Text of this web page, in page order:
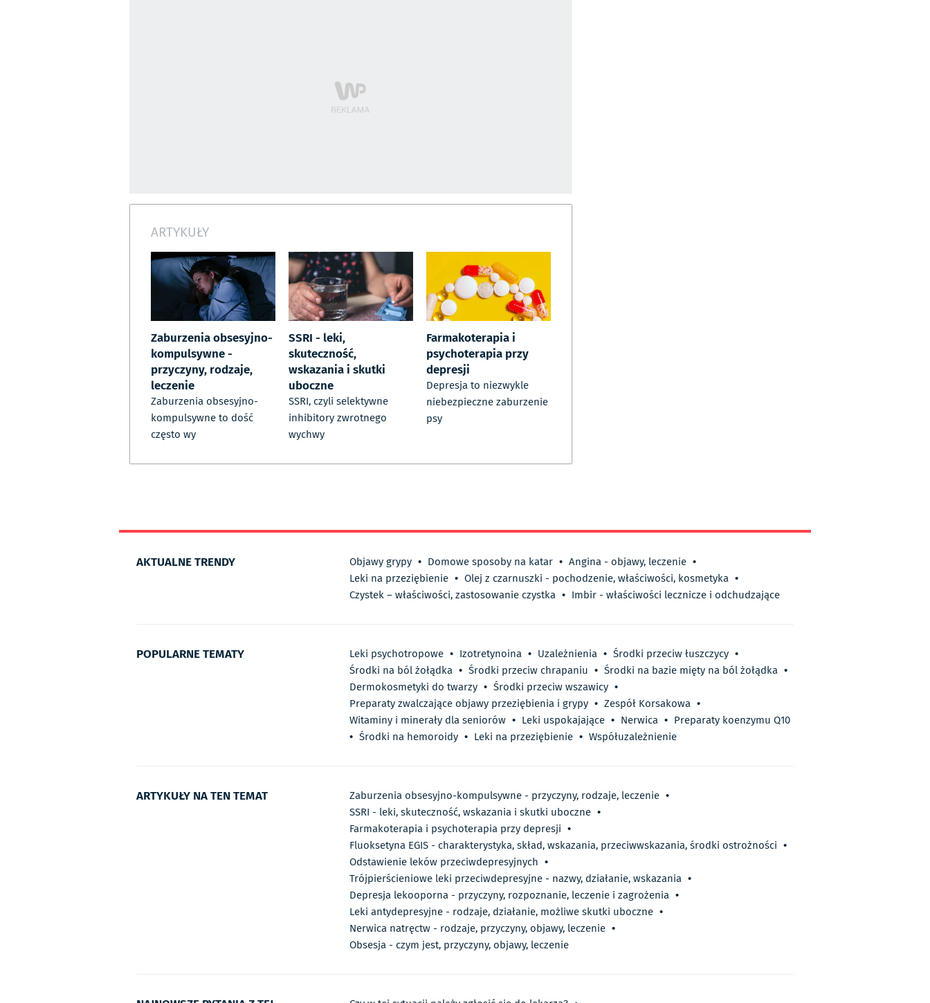
ARTYKUŁY
Zaburzenia obsesyjno-
kompulsywne -
przyczyny, rodzaje,
leczenie
Zaburzenia obsesyjno-
kompulsywne to dość
często wy
SSRI - leki,
skuteczność,
wskazania i skutki
uboczne
SSRI, czyli selektywne
inhibitory zwrotnego
wychwy
Farmakoterapia i
psychoterapia przy
depresji
Depresja to niezwykle
niebezpieczne zaburzenie
psy
AKTUALNE TRENDY Objawy grypy • Domowe sposoby na katar • Angina - objawy, leczenie •
Leki na przeziębienie • Olej z czarnuszki - pochodzenie, właściwości, kosmetyka •
Czystek – właściwości, zastosowanie czystka • Imbir - właściwości lecznicze i odchudzające
POPULARNE TEMATY Leki psychotropowe • Izotretynoina • Uzależnienia • Środki przeciw łuszczycy •
Środki na ból żołądka • Środki przeciw chrapaniu • Środki na bazie mięty na ból żołądka •
Dermokosmetyki do twarzy • Środki przeciw wszawicy •
Preparaty zwalczające objawy przeziębienia i grypy • Zespół Korsakowa •
Witaminy i minerały dla seniorów • Leki uspokajające • Nerwica • Preparaty koenzymu Q10
• Środki na hemoroidy • Leki na przeziębienie • Współuzależnienie
ARTYKUŁY NA TEN TEMAT Zaburzenia obsesyjno-kompulsywne - przyczyny, rodzaje, leczenie •
SSRI - leki, skuteczność, wskazania i skutki uboczne •
Farmakoterapia i psychoterapia przy depresji •
Fluoksetyna EGIS - charakterystyka, skład, wskazania, przeciwwskazania, środki ostrożności •
Odstawienie leków przeciwdepresyjnych •
Trójpierścieniowe leki przeciwdepresyjne - nazwy, działanie, wskazania •
Depresja lekooporna - przyczyny, rozpoznanie, leczenie i zagrożenia •
Leki antydepresyjne - rodzaje, działanie, możliwe skutki uboczne •
Nerwica natręctw - rodzaje, przyczyny, objawy, leczenie •
Obsesja - czym jest, przyczyny, objawy, leczenie